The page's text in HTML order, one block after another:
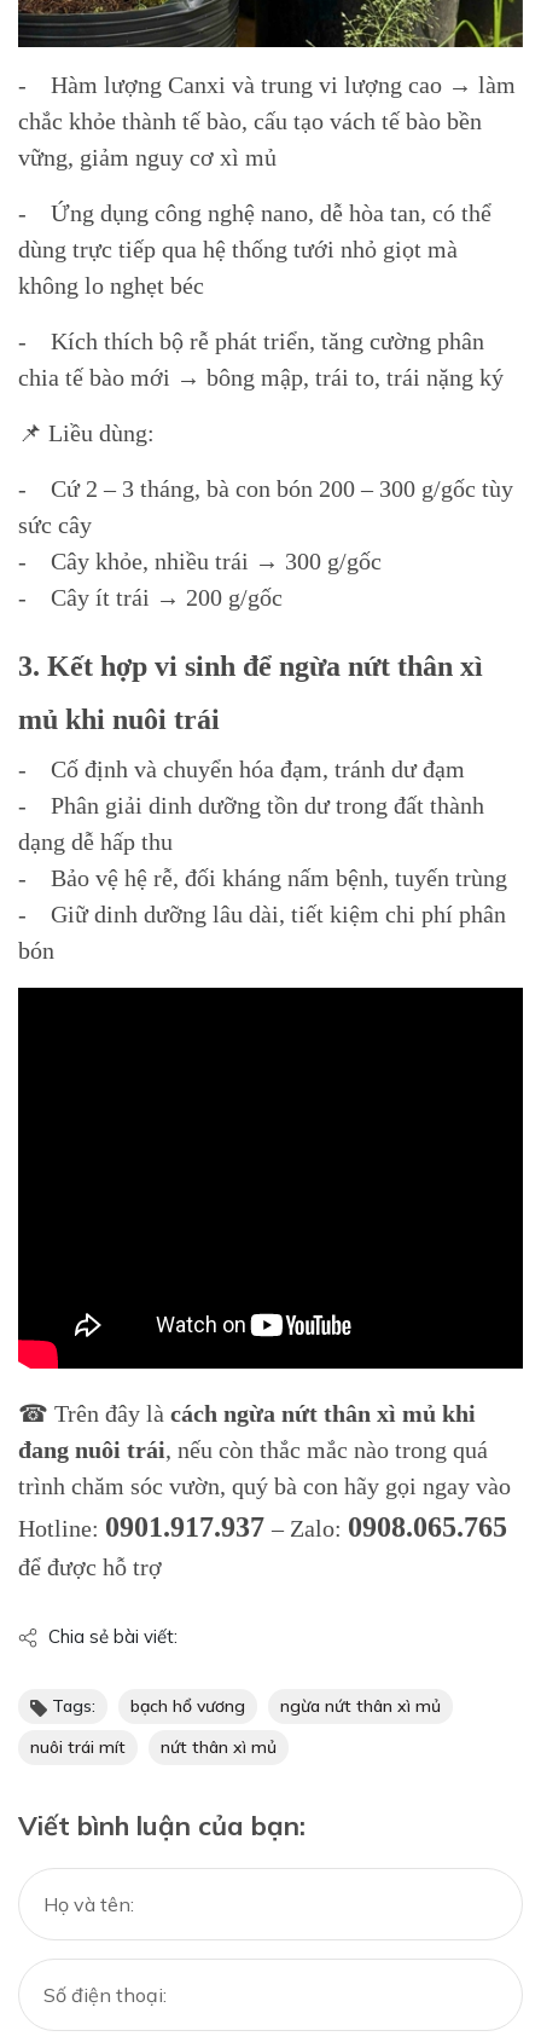
- Hàm lượng Canxi và trung vi lượng cao → làm
chắc khỏe thành tế bào, cấu tạo vách tế bào bền
vững, giảm nguy cơ xì mủ
- Ứng dụng công nghệ nano, dễ hòa tan, có thể
dùng trực tiếp qua hệ thống tưới nhỏ giọt mà
không lo nghẹt béc
- Kích thích bộ rễ phát triển, tăng cường phân
chia tế bào mới → bông mập, trái to, trái nặng ký
📌 Liều dùng:
- Cứ 2 – 3 tháng, bà con bón 200 – 300 g/gốc tùy
sức cây
- Cây khỏe, nhiều trái → 300 g/gốc
- Cây ít trái → 200 g/gốc
3. Kết hợp vi sinh để ngừa nứt thân xì
mủ khi nuôi trái
- Cố định và chuyển hóa đạm, tránh dư đạm
- Phân giải dinh dưỡng tồn dư trong đất thành
dạng dễ hấp thu
- Bảo vệ hệ rễ, đối kháng nấm bệnh, tuyến trùng
- Giữ dinh dưỡng lâu dài, tiết kiệm chi phí phân
bón
☎ Trên đây là cách ngừa nứt thân xì mủ khi
đang nuôi trái, nếu còn thắc mắc nào trong quá
trình chăm sóc vườn, quý bà con hãy gọi ngay vào
Hotline: 0901.917.937– Zalo: 0908.065.765
để được hỗ trợ
Chia sẻ bài viết:
Tags: bạch hổ vương
ngừa nứt thân xì mủ
nuôi trái mít
nứt thân xì mủ
Viết bình luận của bạn: